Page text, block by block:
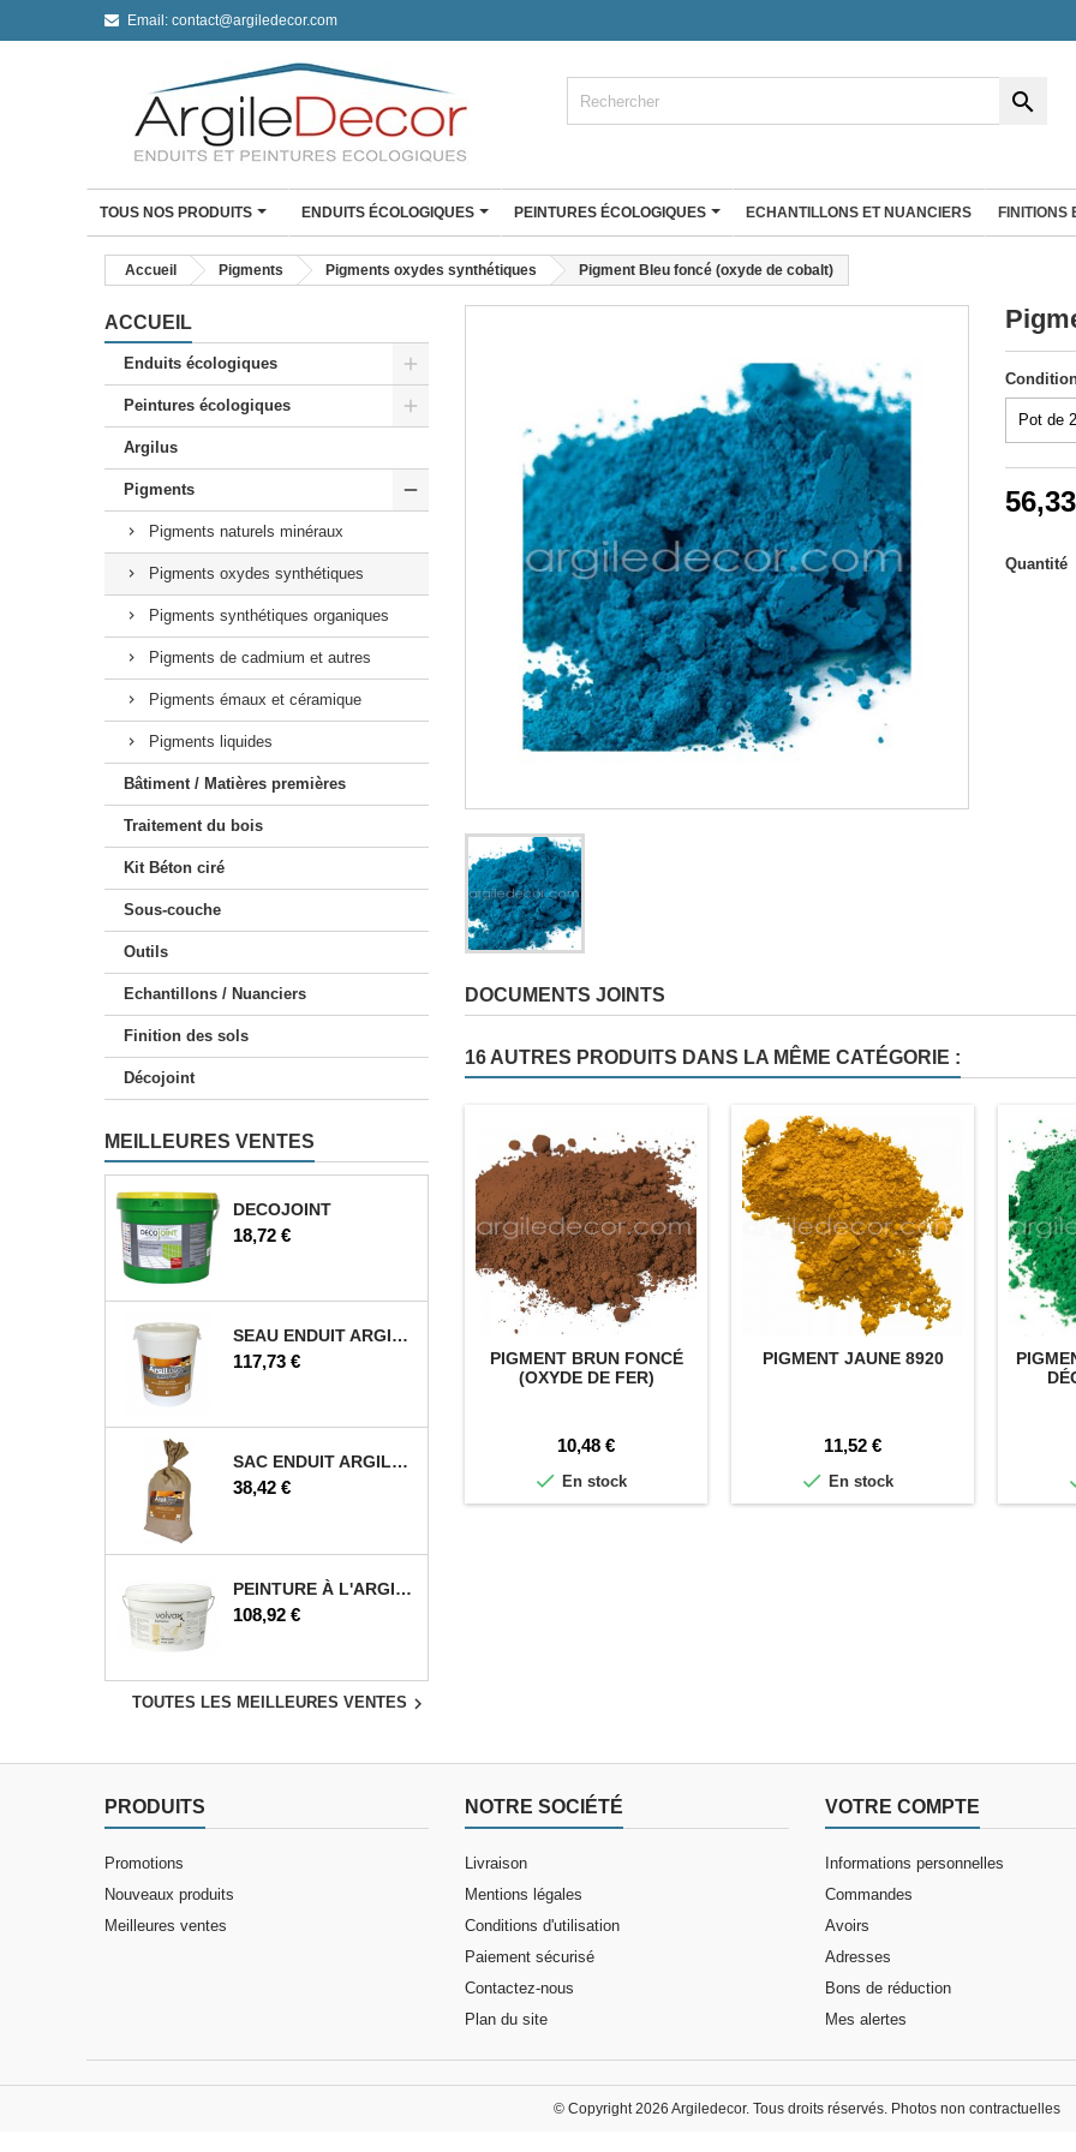
Email: contact@argiledecor.com

TOUS NOS PRODUITS
ENDUIT À L'ARGILE
Enduit à l'argile Argil Deco
CLAYSTONE BÉTON CIRÉ D'ARGILE
Mini Kit Claystone sols / plans de
Mini Kit Claystone murs
Kit Claystone murs
Kit Claystone sols / plans de travail
ENDUIT À LA CHAUX
Enduit fin à la chaux
Badistuc Couleurs
Badistuc Façades et rénovation
Antalys
Stucki
Enduit éco nature
Enduit Natura'liège
ENDUITS ÉCOLOGIQUES PEINTURES ÉCOLOGIQUES ECHANTILLONS ET NUANCIERS FINITIONS
Accueil Pigments Pigments oxydes synthétiques Pigment Bleu foncé (oxyde de cobalt)
ACCUEIL
Enduits écologiques
Peintures écologiques
Argilus
Pigments
Pigments naturels minéraux
Pigments oxydes synthétiques
Pigments synthétiques organiques
Pigments de cadmium et autres
Pigments émaux et céramique
Pigments liquides
Bâtiment / Matières premières
Traitement du bois
Kit Béton ciré
Sous-couche
Outils
Echantillons / Nuanciers
Finition des sols
Décojoint
MEILLEURES VENTES
DECOJOINT
Prix
18,72 €
SEAU ENDUIT ARGILE 25 KG
Prix
117,73 €
SAC ENDUIT ARGILE 12,5 KG
Prix
38,42 €
PEINTURE À L'ARGILE 5 L
Prix
108,92 €
TOUTES LES MEILLEURES VENTES 
Quantité
DOCUMENTS JOINTS
16 AUTRES PRODUITS DANS LA MÊME CATÉGORIE :
PIGMENT BRUN FONCÉ
(OXYDE DE FER)
Prix
10,48 €
 En stock
PIGMENT JAUNE 8920
Prix
11,52 €
 En stock
PRODUITS
Promotions
Nouveaux produits
Meilleures ventes
NOTRE SOCIÉTÉ
Livraison
Mentions légales
Conditions d'utilisation
Paiement sécurisé
Contactez-nous
Plan du site
VOTRE COMPTE
Informations personnelles
Commandes
Avoirs
Adresses
Bons de réduction
Mes alertes
© Copyright 2026 Argiledecor. Tous droits réservés. Photos non contractuelles